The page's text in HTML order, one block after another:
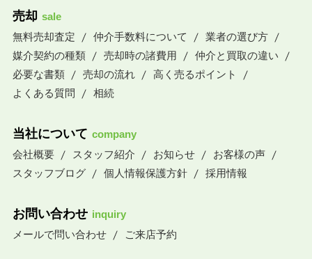
売却 sale
無料売却査定
仲介手数料について
業者の選び方
媒介契約の種類
売却時の諸費用
仲介と買取の違い
必要な書類
売却の流れ
高く売るポイント
よくある質問
相続
当社について company
会社概要
スタッフ紹介 お知らせ
お客様の声
スタッフブログ
個人情報保護方針 採用情報
お問い合わせ inquiry
メールで問い合わせ
ご来店予約